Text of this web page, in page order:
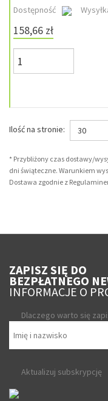
Dostępność
158,66 zł
Ilość na stronie: 30
* Przybliżony czas dostawy/
dni świąteczne. Warunkiem
Dostawa zgodnie z
ZAPISZ SIĘ DO
BEZPŁATNEGO
INFORMACJE O
Dlaczego warto się
Aktualizuj subskrypcję